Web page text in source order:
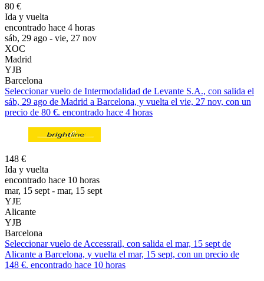
80 €
Ida y vuelta
encontrado hace 4 horas
sáb, 29 ago - vie, 27 nov
XOC
Madrid
YJB
Barcelona
Seleccionar vuelo de Intermodalidad de Levante S.A., con salida el
sáb, 29 ago de Madrid a Barcelona, y vuelta el vie, 27 nov, con un
precio de 80 €. encontrado hace 4 horas
148 €
Ida y vuelta
encontrado hace 10 horas
mar, 15 sept - mar, 15 sept
YJE
Alicante
YJB
Barcelona
Seleccionar vuelo de Accessrail, con salida el mar, 15 sept de
Alicante a Barcelona, y vuelta el mar, 15 sept, con un precio de
148 €. encontrado hace 10 horas